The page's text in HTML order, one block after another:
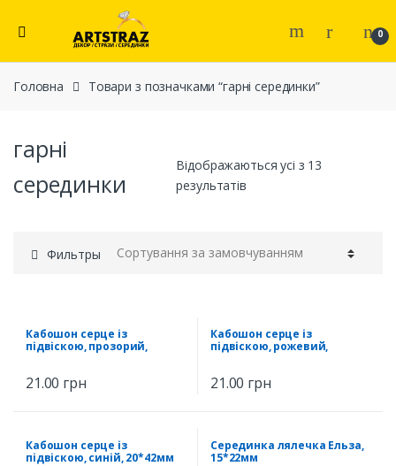
0
Головна Товари з позначками “гарні серединки”
гарні
серединки
Відображаються усі з 13
результатів
Фильтры
Кабошон серце із
підвіскою, прозорий,
21.00 грн
Кабошон серце із
підвіскою, рожевий,
21.00 грн
Кабошон серце із
підвіскою, синій, 20*42мм
Серединка лялечка Ельза,
15*22мм